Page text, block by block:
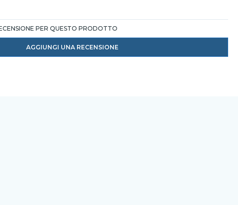
PER QUESTO PRODOTTO
AGGIUNGI UNA RECENSIONE